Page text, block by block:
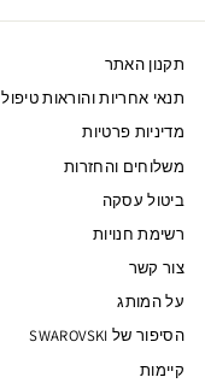
תקנון האתר
תנאי אחריות והוראות טיפול
מדיניות פרטיות
משלוחים והחזרות
ביטול עסקה
רשימת חנויות
צור קשר
על המותג
הסיפור של SWAROVSKI
קיימות